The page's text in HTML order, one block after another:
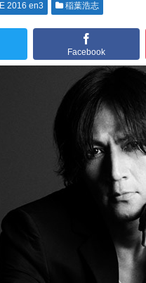
2016 en3 稲葉浩志
Facebook